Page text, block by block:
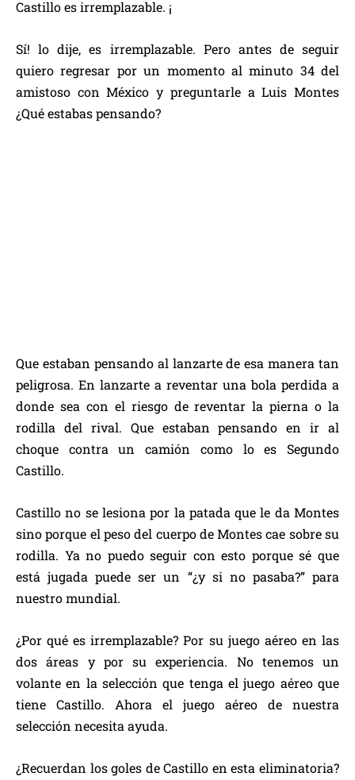
Castillo es irremplazable. ¡
Sí! lo dije, es irremplazable. Pero antes de seguir
quiero regresar por un momento al minuto 34 del
amistoso con México y preguntarle a Luis Montes
¿Qué estabas pensando?
Que estaban pensando al lanzarte de esa manera tan
peligrosa. En lanzarte a reventar una bola perdida a
donde sea con el riesgo de reventar la pierna o la
rodilla del rival. Que estaban pensando en ir al
choque contra un camión como lo es Segundo
Castillo.
Castillo no se lesiona por la patada que le da Montes
sino porque el peso del cuerpo de Montes cae sobre su
rodilla. Ya no puedo seguir con esto porque sé que
está jugada puede ser un “¿y si no pasaba?” para
nuestro mundial.
¿Por qué es irremplazable? Por su juego aéreo en las
dos áreas y por su experiencia. No tenemos un
volante en la selección que tenga el juego aéreo que
tiene Castillo. Ahora el juego aéreo de nuestra
selección necesita ayuda.
¿Recuerdan los goles de Castillo en esta eliminatoria?